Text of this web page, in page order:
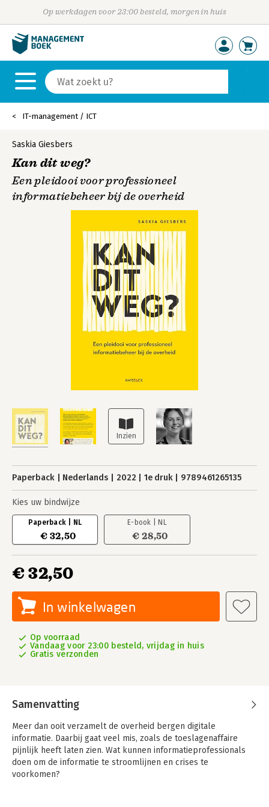
Op werkdagen voor 23:00 besteld, morgen in huis
IT-management / ICT
Saskia Giesbers
Kan dit weg?
Een pleidooi voor professioneel
informatiebeheer bij de overheid
Paperback Nederlands 2022 1e druk 9789461265135
Kies uw bindwijze
Paperback | NL
€ 32,50
E-book | NL
€ 28,50
€ 32,50
In winkelwagen
Op voorraad
Vandaag voor 23:00 besteld, vrijdag in huis
Gratis verzonden
Samenvatting
Meer dan ooit verzamelt de overheid bergen digitale
informatie. Daarbij gaat veel mis, zoals de toeslagenaffaire
pijnlijk heeft laten zien. Wat kunnen informatieprofessionals
doen om de informatie te stroomlijnen en crises te
voorkomen?